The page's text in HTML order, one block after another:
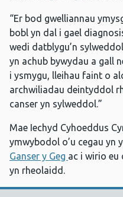
“Er bod gwelliannau
bobl yn dal i gael
wedi datblygu’n
yn achub bywydau a gall
i ysmygu, lleihau faint o
archwiliadau deintyddol
canser yn sylweddol.”
Mae Iechyd Cyhoeddus
ymwybodol o’u cegau yn
Ganser y Geg ac i wirio eu
yn rheolaidd.